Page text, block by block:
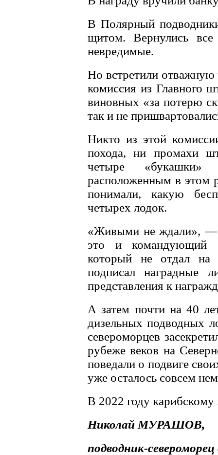
В Полярный
щитом. Вернулись
невредимые.
Но встретили отважную
комиссия из Главного
виновных «за потерю
так и не
Никто из этой
похода, ни промахи
четыре «букашки»
расположенным в
понимали, какую
четырех лодок.
«Живыми не ждали», —
это и командующий
который не отдал на
подписал наградные
представления к
А затем почти на 40
дизельных подводных
североморцев
рубеже веков на
поведали о подвиге
уже осталось совсем
В 2022 году карибскому
Николай МУРАШОВ,
подводник-